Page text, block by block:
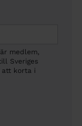
medlem,
Sveriges
att korta i